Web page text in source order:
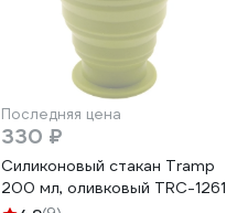
Последняя цена
330 ₽
Силиконовый стакан Tramp
200 мл, оливковый TRC-1261